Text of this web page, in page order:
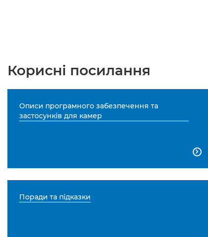
Корисні посилання
Описи програмного забезпечення та
застосунків для камер

Поради та підказки